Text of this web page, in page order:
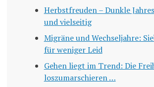
Herbstfreuden – Dunkle
und vielseitig
Migräne und Wechseljahre:
für weniger Leid
Gehen liegt im Trend: Die
loszumarschieren …